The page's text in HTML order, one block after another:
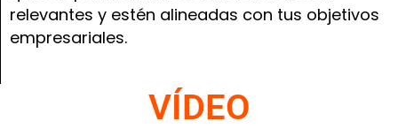
relevantes y estén alineadas con tus objetivos
empresariales.
VÍDEO